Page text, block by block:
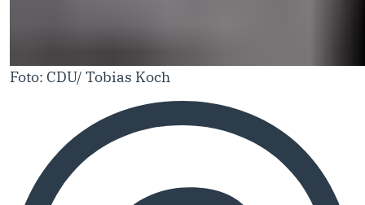
Foto: CDU/ Tobias Koch